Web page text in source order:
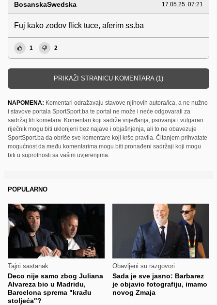
BosanskaSwedska 17.05.25. 07:21
Fuj kako zodov flick tuce, aferim ss.ba
1 2
PRIKAŽI STRANICU KOMENTARA (1)
NAPOMENA: Komentari odražavaju stavove njihovih autora/ica, a ne nužno
i stavove portala SportSport.ba te portal ne može i neće odgovarati za
sadržaj tih kometara. Komentari koji sadrže vrijeđanja, psovanja i vulgaran
riječnik mogu biti uklonjeni bez najave i objašnjenja, ali to ne obavezuje
SportSport.ba da obriše sve komentare koji krše pravila. Čitanjem prihvatate
mogućnost da među komentarima mogu biti pronađeni sadržaji koji mogu
biti u suprotnosti sa vašim uvjerenjima.
POPULARNO
Tajni sastanak
Deco nije samo zbog Juliana
Alvareza bio u Madridu,
Barcelona sprema "krađu
stoljeća"?
Obavljeni su razgovori
Sada je sve jasno: Barbarez
je objavio fotografiju, imamo
novog Zmaja